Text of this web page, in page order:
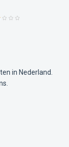
in Nederland.